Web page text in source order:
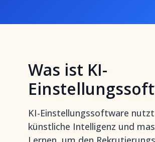
Was ist KI-
KI-Einstellungssoftware nutzt
künstliche Intelligenz und